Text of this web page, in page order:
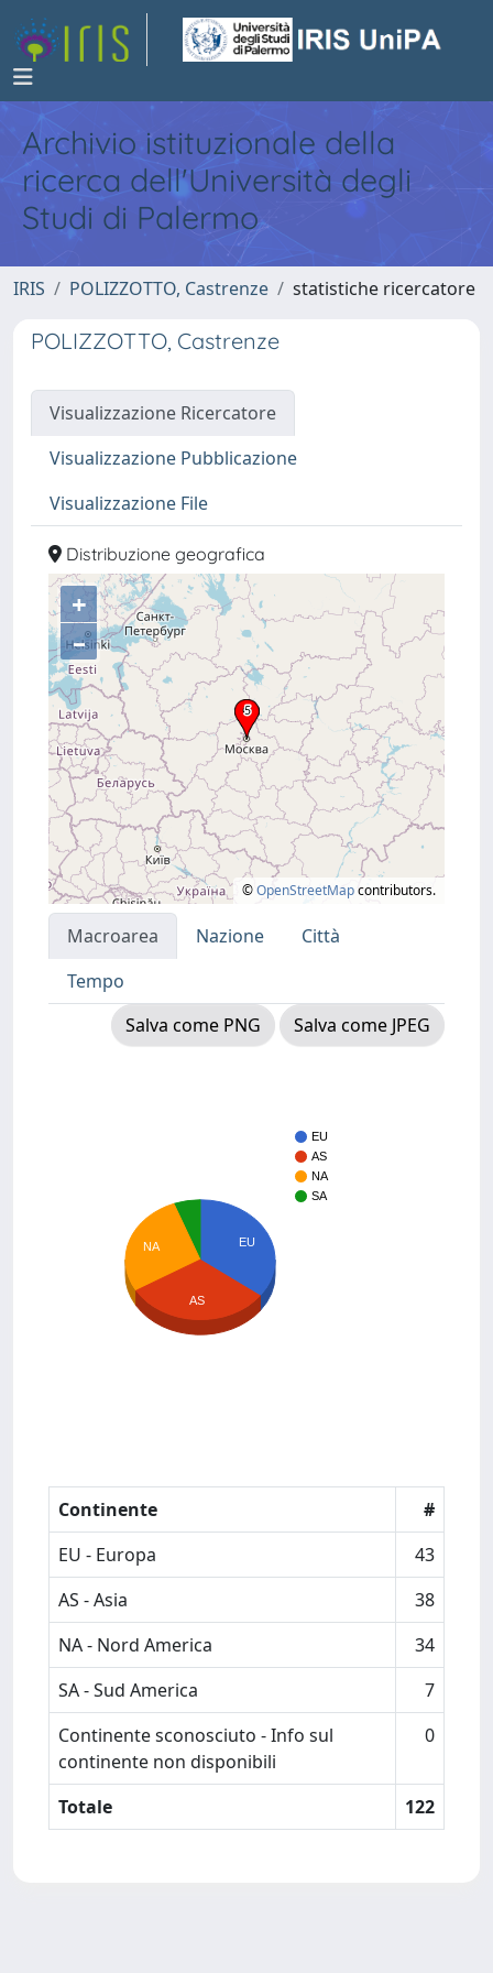
Archivio istituzionale della
ricerca dell'Università degli
Studi di Palermo
IRIS POLIZZOTTO, Castrenze statistiche ricercatore
POLIZZOTTO, Castrenze
Visualizzazione Ricercatore
Visualizzazione Pubblicazione
Visualizzazione File
Distribuzione geografica
+
–
©OpenStreetMapcontributors.
Macroarea Nazione
Città
Tempo
Salva come PNG
Salva come JPEG
EU
AS
NA
SA
EU
NA
AS
Continente
#
EU - Europa
43
AS - Asia
38
NA - Nord America
34
SA - Sud America
7
Continente sconosciuto - Info sul
continente non disponibili
0
Totale 122